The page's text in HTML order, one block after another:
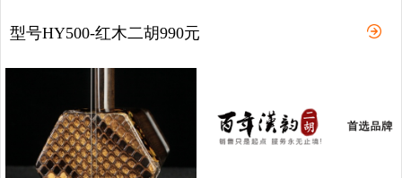
型号HY500-红木二胡990元